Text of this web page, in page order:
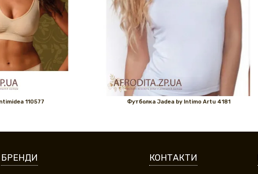
110577 Футболка Jadea by Intimo Artu 4181
БРЕНДИ КОНТАКТИ